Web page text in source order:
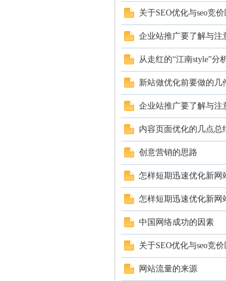
关于SEO优化与seo竞价
企业站推广要了解与注
从走红的“江南style”分
新站做优化前要做的几
企业站推广要了解与注
内容页面优化的几点总
创意营销的思路
怎样短期迅速优化新网
怎样短期迅速优化新网
中国网络成功的因素
关于SEO优化与seo竞价
网站流量的来源